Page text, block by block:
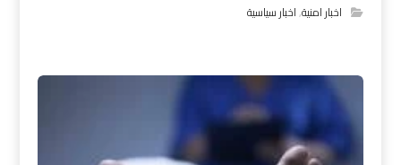
اخبار امنية,اخبار سياسية